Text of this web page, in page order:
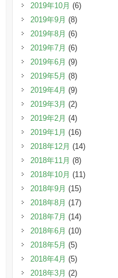
2019年10月 (6)
2019年9月 (8)
2019年8月 (6)
2019年7月 (6)
2019年6月 (9)
2019年5月 (8)
2019年4月 (9)
2019年3月 (2)
2019年2月 (4)
2019年1月 (16)
2018年12月 (14)
2018年11月 (8)
2018年10月 (11)
2018年9月 (15)
2018年8月 (17)
2018年7月 (14)
2018年6月 (10)
2018年5月 (5)
2018年4月 (5)
2018年3月 (2)